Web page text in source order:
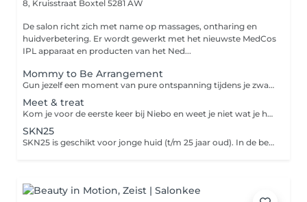
8, Kruisstraat Boxtel 5281 AW
De salon richt zich met name op massages, ontharing en
huidverbetering. Er wordt gewerkt met het nieuwste MedCos
IPL apparaat en producten van het Ned...
Mommy to Be Arrangement
Gun jezelf een moment van pure ontspanning tijdens je zwangerschap met ons speciaal samengestelde Mommy to Be Arrangement. Dit verwenmoment is volledig afgestemd op de behoeften van aanstaande moeders. Je geniet van een 45 minuten durende gezichtsbehandeling, waarbij je huid intens wordt verzorgd en gehydrateerd met milde, veilige producten. Aansluitend volgt een 45 minuten ontspanningsmassage, uitgevoerd in buikligging op een speciale zwangerschapsbank van Bellezi. Deze unieke bank is ontworpen om jouw lichaam optimaal te ondersteunen, zodat je comfortabel en veilig kunt ontspannen. Dit arrangement helpt spanning te verminderen, stimuleert de doorbloeding en zorgt ervoor dat je even helemaal tot rust komt een waardevol moment voor jou én je baby. Ontspannen, verzorgen en genieten in alle comfort tijdens je zwangerschap.
Meet & treat
Kom je voor de eerste keer bij Niebo en weet je niet wat je huid nodig heeft? Dan is Meet & treat voor jou. We bespreken jouw wensen, huidverzorging en eventuele huidproblemen. Tijdens deze persoonlijke gezichtsbehandeling wordt je huid eerst geanalyseerd. Er wordt gekeken naar huidtype, conditie en eventuele huidproblemen zoals onzuiverheden, droogte of gevoeligheid. Op basis van deze analyse wordt de behandeling volledig op maat samengesteld. De behandeling bestaat uit: - reiniging en milde scrub - verwijderen van onzuiverheden - verzorgende dagcrème en eventueel advies voor thuiszorg Omdat elke huid anders is en continu verandert, is geen behandeling hetzelfde. Je huid krijgt precies wat ze nodig heeft op dat moment. Extra module: wenkbrauwen verzorging / harsen bovenlip / harsen kin
SKN25
SKN25 is geschikt voor jonge huid (t/m 25 jaar oud). In de behandeling worden gebruikt producten gemaakt van natuurlijke ingrediënten. Combinatie van de producten zorgt voor zuivere en gehydrateerde huid met gezonde en frisse uitstraling.